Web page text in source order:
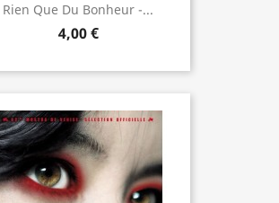
Rien Que Du Bonheur -...
4,00 €